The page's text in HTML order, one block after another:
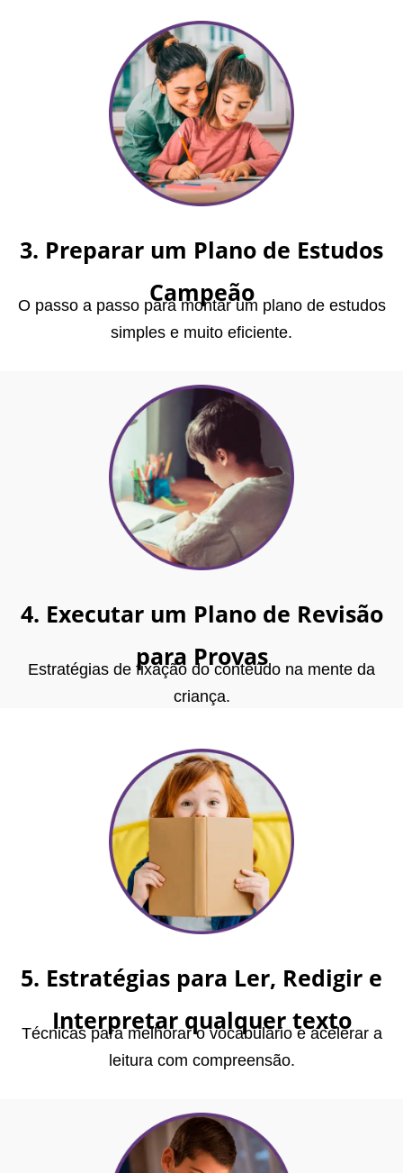
3. Preparar um Plano de Estudos
Campeão
O passo a passo para montar um plano de estudos
simples e muito eficiente.
4. Executar um Plano de Revisão
para Provas
Estratégias de fixação do conteúdo na mente da
criança.
5. Estratégias para Ler, Redigir e
Interpretar qualquer texto
Técnicas para melhorar o vocabulário e acelerar a
leitura com compreensão.